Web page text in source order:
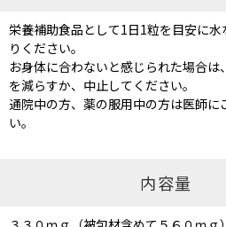
栄養補助食品として1日1粒を目安に
りください。
お身体に合わないと感じられた場合は
を減らすか、中止してください。
通院中の方、薬の服用中の方は医師に
い。
内容量